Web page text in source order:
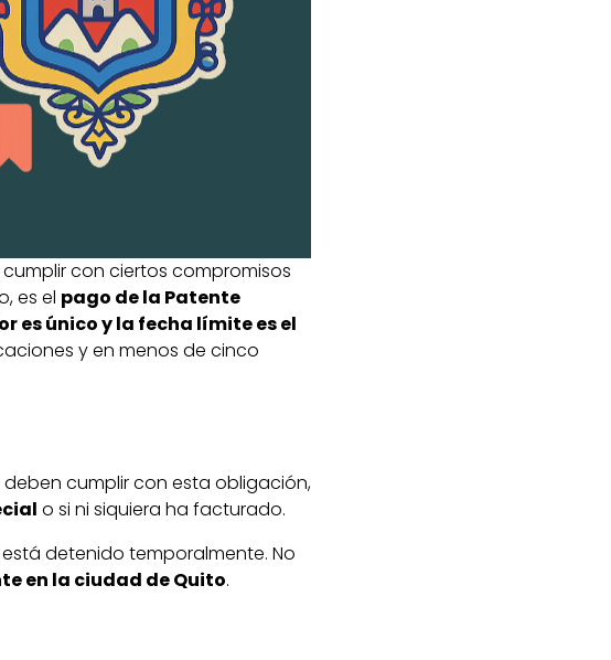
con ciertos compromisos
es el pago de la Patente
es único y la fecha límite es el
y en menos de cinco
deben cumplir con esta obligación,
o si ni siquiera ha facturado.
detenido temporalmente. No
en la ciudad de Quito.